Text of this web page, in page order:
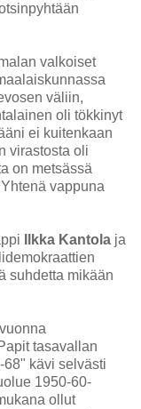
valkoiset
väliin,
oli tökkinyt
ei kuitenkaan
virastosta oli
on metsässä
vappuna
Ilkka Kantola ja
suhdetta mikään
tasavallan
kävi selvästi
1950-60-
ollut